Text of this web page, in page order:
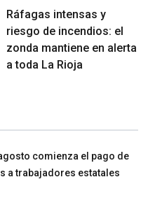
Ráfagas intensas y
riesgo de incendios: el
zonda mantiene en alerta
a toda La Rioja
comienza el pago de
a trabajadores estatales